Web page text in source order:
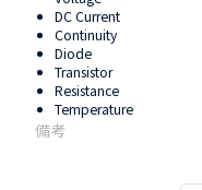
DC Current
Continuity
Diode
Transistor
Resistance
Temperature